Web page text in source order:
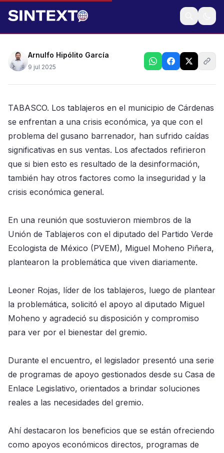
La Unión de Cárdenas reporta caída significativa en
sus ventas, en reunión con diputado del PVEM
Arnulfo Hipólito García
9 jul 2025
TABASCO. Los tablajeros en el municipio de Cárdenas
se enfrentan a una crisis económica, ya que con el
problema del gusano barrenador, han sufrido caídas
significativas en sus ventas. Los afectados refirieron
que si bien esto es resultado de la desinformación,
también hay otros factores como la inseguridad y la
crisis económica general.
En una reunión que sostuvieron miembros de la
Unión de Tablajeros con el diputado del Partido Verde
Ecologista de México (PVEM), Miguel Moheno Piñera,
plantearon la problemática que viven diariamente.
Leoner Rojas, líder de los tablajeros, luego de plantear
la problemática, solicitó el apoyo al diputado Miguel
Moheno y agradeció su disposición y compromiso
para ver por el bienestar del gremio.
Durante el encuentro, el legislador presentó una serie
de programas de apoyo gestionados desde su Casa de
Enlace Legislativo, orientados a brindar soluciones
reales a las necesidades del gremio.
Ahí destacaron los beneficios que se están ofreciendo
como apoyos económicos directos, programas de